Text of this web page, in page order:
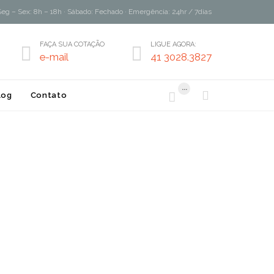
– Sex: 8h – 18h · Sábado: Fechado · Emergência: 24hr / 7dias
 FAÇA SUA COTAÇÃO
e-mail  LIGUE AGORA:
41 3028.3827
Contato 
...
